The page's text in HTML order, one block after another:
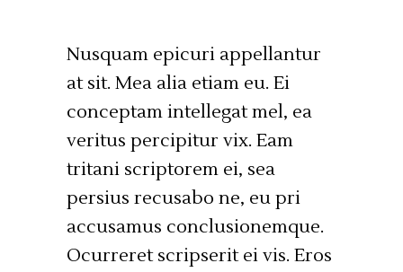
Nusquam epicuri appellantur
at sit. Mea alia etiam eu. Ei
conceptam intellegat mel, ea
veritus percipitur vix. Eam
tritani scriptorem ei, sea
persius recusabo ne, eu pri
accusamus conclusionemque.
Ocurreret scripserit ei vis. Eros